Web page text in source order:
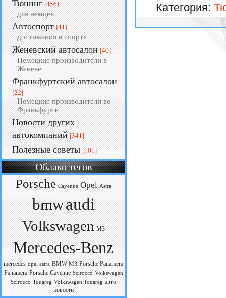
Тюнинг [456]
для немцев
Автоспорт [41]
достижения в спорте
Женевский автосалон [40]
Немецкие производители в
Женеве
Франкфуртский автосалон
[22]
Немецкие производители во
Франкфурте
Новости других
автокомпаний [341]
Полезные советы [101]
Облако тегов
Porsche Cayenne Opel Astra
bmwaudi
Volkswagen M3
Mercedes-Benz
mercedes opel astra BMW M3 Porsche Panamera
Panamera Porsche Cayenne Scirocco Volkswagen
Scirocco Touareg Volkswagen Touareg авто
новости
Категория: